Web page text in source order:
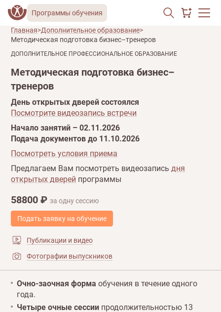
Программы обучения
Главная Дополнительное образование
Методическая подготовка бизнес–тренеров
ДОПОЛНИТЕЛЬНОЕ ПРОФЕССИОНАЛЬНОЕ ОБРАЗОВАНИЕ
Методическая подготовка бизнес–
тренеров
День открытых дверей состоялся
Посмотрите видеозапись встречи
Начало занятий – 02.11.2026
Подача документов до 11.10.2026
Посмотреть условия приема
Предлагаем Вам посмотреть видеозаписьдня
открытых дверей программы
58800 ₽ за одну сессию
Подать заявку на обучение
Публикации и видео
Фотографии выпускников
Детали программы
Очно-заочная форма обучения в течение одного
года.
Четыре очные сессии продолжительностью 13